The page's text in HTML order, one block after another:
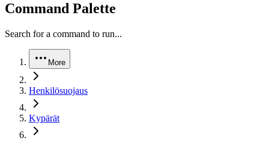
Command Palette
Search for a command to run...
More
Henkilösuojaus
Kypärät